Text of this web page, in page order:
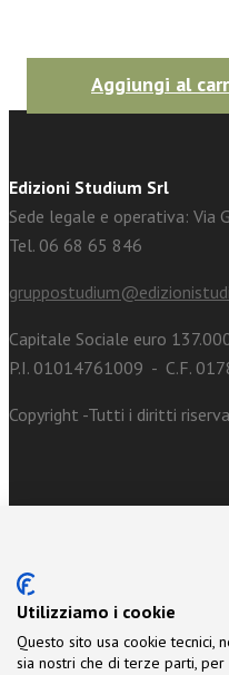
Aggiungi al
Edizioni Studium Srl
Sede legale e operativa: Via
Tel. 06 68 65 846
Capitale Sociale euro
P.I. 01014761009 - C.F.
Copyright -Tutti i diritti
Utilizziamo i cookie
Questo sito usa cookie tecnici,
sia nostri che di terze parti,